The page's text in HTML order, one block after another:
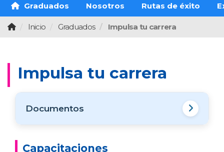
Graduados Nosotros Rutas de éxito
Inicio Graduados Impulsa tu carrera
Impulsa tu carrera
Documentos
Capacitaciones